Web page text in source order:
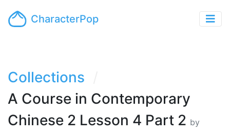
CharacterPop
Collections
A Course in Contemporary
Chinese 2 Lesson 4 Part 2 by